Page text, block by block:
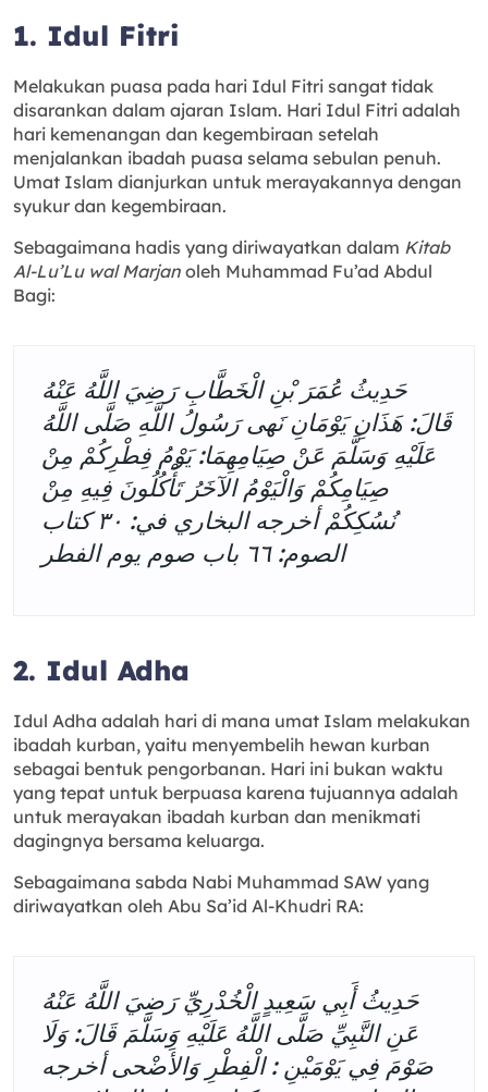
1. Idul Fitri
Melakukan puasa pada hari Idul Fitri sangat tidak
disarankan dalam ajaran Islam. Hari Idul Fitri adalah
hari kemenangan dan kegembiraan setelah
menjalankan ibadah puasa selama sebulan penuh.
Umat Islam dianjurkan untuk merayakannya dengan
syukur dan kegembiraan.
Sebagaimana hadis yang diriwayatkan dalam Kitab
Al-Lu’Lu wal Marjan oleh Muhammad Fu’ad Abdul
Bagi:
حَدِيثُ عُمَرَ بْنِ الْخَطَّابِ رَضِيَ اللَّهُ عَنْهُ
قَالَ: هَذَانِ يَوْمَانِ نَهى رَسُولُ اللَّهِ صَلَّى اللَّهُ
عَلَيْهِ وَسَلَّمَ عَنْ صِيَامِهِمَا: يَوْمُ فِطْرِكُمْ مِنْ
صِيَامِكُمْ وَالْيَوْمُ الآخَرُ تَأْكُلُونَ فِيهِ مِنْ
نُسُكِكُمْ أخرجه البخاري في: ۳۰ كتاب
الصوم: ٦٦ باب صوم يوم الفطر
2. Idul Adha
Idul Adha adalah hari di mana umat Islam melakukan
ibadah kurban, yaitu menyembelih hewan kurban
sebagai bentuk pengorbanan. Hari ini bukan waktu
yang tepat untuk berpuasa karena tujuannya adalah
untuk merayakan ibadah kurban dan menikmati
dagingnya bersama keluarga.
Sebagaimana sabda Nabi Muhammad SAW yang
diriwayatkan oleh Abu Sa’id Al-Khudri RA:
حَدِيثُ أَبِي سَعِيدٍ الْخُدْرِيِّ رَضِيَ اللَّهُ عَنْهُ
عَنِ النَّبِيِّ صَلَّى اللَّهُ عَلَيْهِ وَسَلَّمَ قَالَ: وَلَا
صَوْمَ فِي يَوْمَيْنِ : الْفِطْرِ وَالأَضْحى أخرجه